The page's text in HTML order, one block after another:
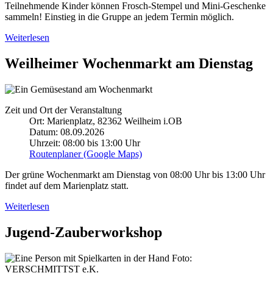
Teilnehmende Kinder können Frosch-Stempel und Mini-Geschenke
sammeln! Einstieg in die Gruppe an jedem Termin möglich.
Weiterlesen
Weilheimer Wochenmarkt am Dienstag
Zeit und Ort der Veranstaltung
Ort: Marienplatz, 82362 Weilheim i.OB
Datum: 08.09.2026
Uhrzeit: 08:00 bis 13:00 Uhr
Routenplaner (Google Maps)
Der grüne Wochenmarkt am Dienstag von 08:00 Uhr bis 13:00 Uhr
findet auf dem Marienplatz statt.
Weiterlesen
Jugend-Zauberworkshop
Foto:
VERSCHMITTST e.K.